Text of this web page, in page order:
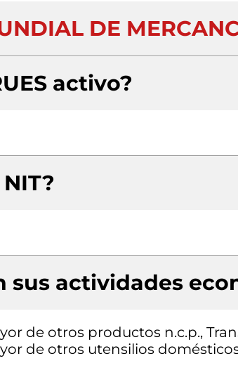
DE
activo?
sus actividades
de otros productos n.c.p.,
de otros utensilios